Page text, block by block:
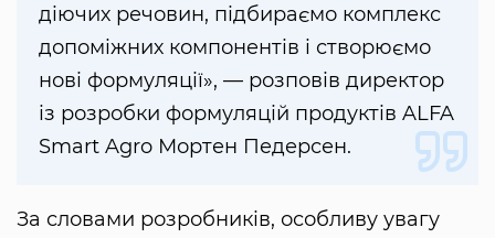
діючих речовин, підбираємо комплекс
допоміжних компонентів і створюємо
нові формуляції», — розповів директор
із розробки формуляцій продуктів ALFA
Smart Agro Мортен Педерсен.
За словами розробників, особливу увагу